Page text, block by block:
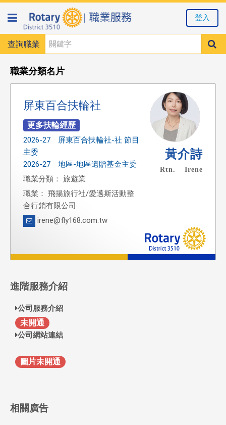
查詢職業
登入
職業分類名片
屏東百合扶輪社
2026-27 屏東百合扶輪社-社 節目
主委
2026-27 地區-地區遺贈基金主委
職業分類： 旅遊業
職業： 飛揚旅行社/愛邁斯活動整
合行銷有限公司
irene@fly168.com.tw
黃介詩
Rtn. Irene
進階服務介紹
公司服務介紹
未開通
公司網站連結
圖片未開通
相關廣告